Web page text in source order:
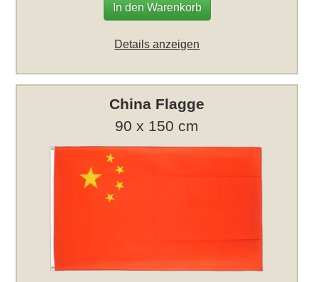
In den Warenkorb
Details anzeigen
China Flagge
90 x 150 cm